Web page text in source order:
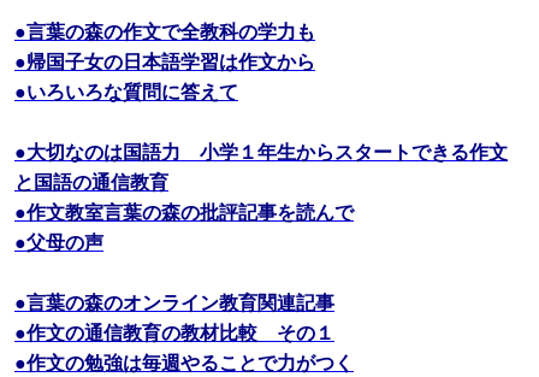
●言葉の森の作文で全教科の学力も
●帰国子女の日本語学習は作文から
●いろいろな質問に答えて
●大切なのは国語力 小学１年生からスタートできる作文
と国語の通信教育
●作文教室言葉の森の批評記事を読んで
●父母の声
●言葉の森のオンライン教育関連記事
●作文の通信教育の教材比較 その１
●作文の勉強は毎週やることで力がつく